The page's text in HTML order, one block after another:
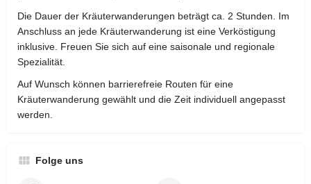
Die Dauer der Kräuterwanderungen beträgt ca. 2 Stunden. Im
Anschluss an jede Kräuterwanderung ist eine Verköstigung
inklusive. Freuen Sie sich auf eine saisonale und regionale
Spezialität.
Auf Wunsch können barrierefreie Routen für eine
Kräuterwanderung gewählt und die Zeit individuell angepasst
werden.
Folge uns